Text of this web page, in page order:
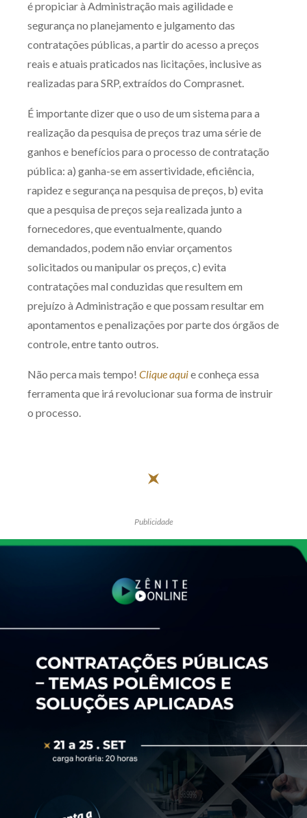
é propiciar à Administração mais agilidade e
segurança no planejamento e julgamento das
contratações públicas, a partir do acesso a preços
reais e atuais praticados nas licitações, inclusive as
realizadas para SRP, extraídos do Comprasnet.
É importante dizer que o uso de um sistema para a
realização da pesquisa de preços traz uma série de
ganhos e benefícios para o processo de contratação
pública: a) ganha-se em assertividade, eficiência,
rapidez e segurança na pesquisa de preços, b) evita
que a pesquisa de preços seja realizada junto a
fornecedores, que eventualmente, quando
demandados, podem não enviar orçamentos
solicitados ou manipular os preços, c) evita
contratações mal conduzidas que resultem em
prejuízo à Administração e que possam resultar em
apontamentos e penalizações por parte dos órgãos de
controle, entre tanto outros.
Não perca mais tempo! Clique aquie conheça essa
ferramenta que irá revolucionar sua forma de instruir
o processo.
Publicidade